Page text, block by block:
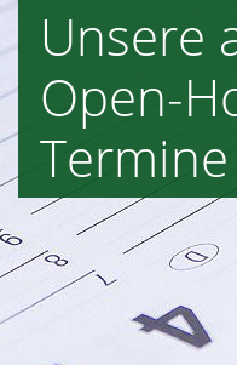
Unsere
Open-
Termine